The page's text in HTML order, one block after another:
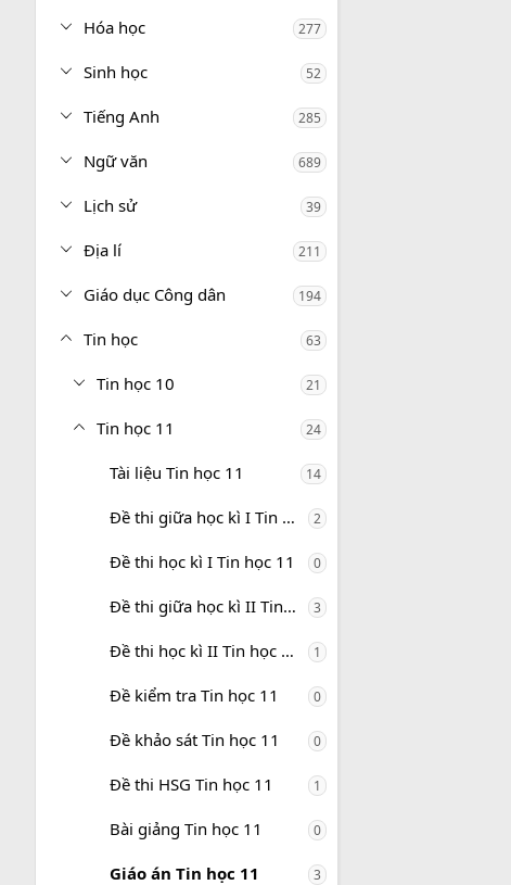
Hóa học 277
Sinh học 52
Tiếng Anh 285
Ngữ văn 689
Lịch sử 39
Địa lí 211
Giáo dục Công dân 194
Tin học 63
Tin học 10 21
Tin học 11 24
Tài liệu Tin học 11 14
Đề thi giữa học kì I Tin học 11 2
Đề thi học kì I Tin học 11 0
Đề thi giữa học kì II Tin học 11 3
Đề thi học kì II Tin học 11 1
Đề kiểm tra Tin học 11 0
Đề khảo sát Tin học 11 0
Đề thi HSG Tin học 11 1
Bài giảng Tin học 11 0
Giáo án Tin học 11 3